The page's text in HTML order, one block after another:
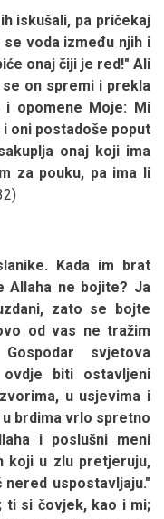
iskušali, pa pričekaj
voda između njih i
onaj čiji je red!" Ali
on spremi i prekla
opomene Moje: Mi
oni postadoše poput
onaj koji ima
za pouku, pa ima li
Kada im brat
Allaha ne bojite? Ja
zato se bojte
od vas ne tražim
svjetova
biti ostavljeni
u usjevima i
brdima vrlo spretno
i poslušni meni
koji u zlu pretjeruju,
uspostavljaju."
ti si čovjek, kao i mi;